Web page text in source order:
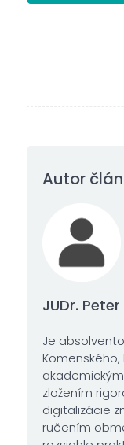
Autor
JUDr.
Je
zložením
digitalizácie
ručením